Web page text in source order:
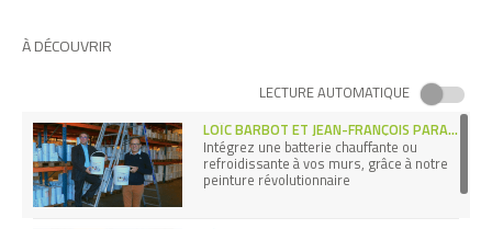
À DÉCOUVRIR
LECTURE AUTOMATIQUE
LOÏC BARBOT ET JEAN-FRANÇOIS PARADEISE
Intégrez une batterie chauffante ou
refroidissante à vos murs, grâce à notre
peinture révolutionnaire